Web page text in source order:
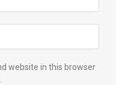
website in this browser